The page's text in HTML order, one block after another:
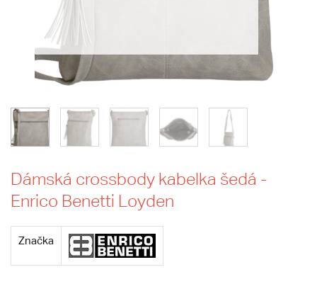
Dámská crossbody kabelka šedá -
Enrico Benetti Loyden
Značka